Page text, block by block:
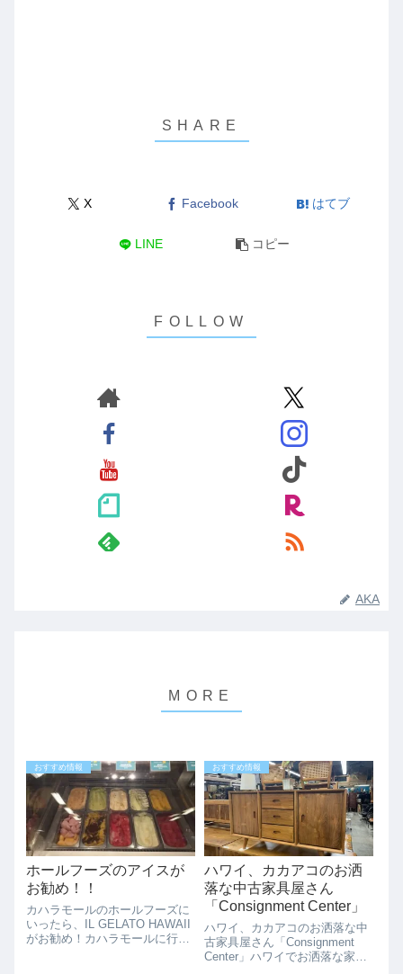
X Facebook はてブ
LINE コピー
AKA
おすすめ情報
ホールフーズのアイスが
お勧め！！
カハラモールのホールフーズに
いったら、IL GELATO HAWAII
がお勧め！カハラモールに行く
おすすめ情報
ハワイ、カカアコのお洒
落な中古家具屋さん
「Consignment Center」
ハワイ、カカアコのお洒落な中
古家具屋さん「Consignment
Center」ハワイでお洒落な家具